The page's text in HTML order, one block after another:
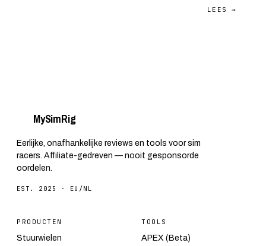
LEES →
MySimRig
Eerlijke, onafhankelijke reviews en tools voor sim
racers. Affiliate-gedreven — nooit gesponsorde
oordelen.
EST. 2025 · EU/NL
PRODUCTEN
Stuurwielen
TOOLS
APEX (Beta)